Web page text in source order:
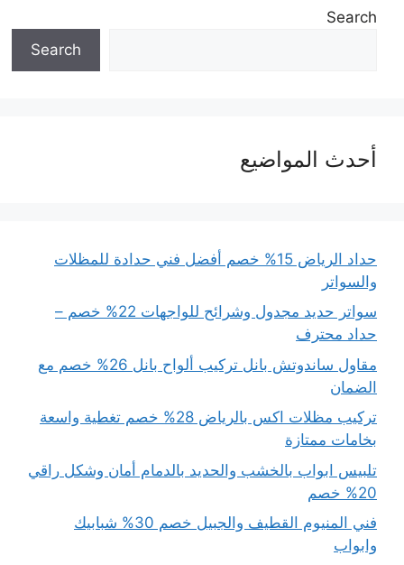
Search
Search
أحدث المواضيع
حداد الرياض 15% خصم أفضل فني حدادة للمظلات
والسواتر
سواتر حديد مجدول وشرائح للواجهات 22% خصم –
حداد محترف
مقاول ساندوتش بانل تركيب ألواح بانل 26% خصم مع
الضمان
تركيب مظلات اكس بالرياض 28% خصم تغطية واسعة
بخامات ممتازة
تلبيس ابواب بالخشب والحديد بالدمام أمان وشكل راقي
20% خصم
فني المنيوم القطيف والجبيل خصم 30% شبابيك
وابواب